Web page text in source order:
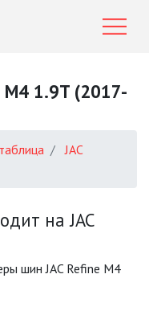
1.9T (2017-
JAC
на JAC
шин JAC Refine M4